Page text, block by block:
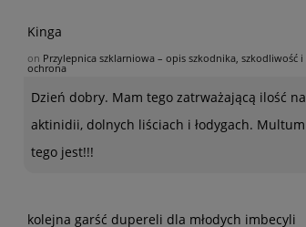
Kinga
on Przylepnica szklarniowa – opis szkodnika, szkodliwość i
ochrona
Dzień dobry. Mam tego zatrważającą ilość na
aktinidii, dolnych liściach i łodygach. Multum
tego jest!!!
kolejna garść dupereli dla młodych imbecyli